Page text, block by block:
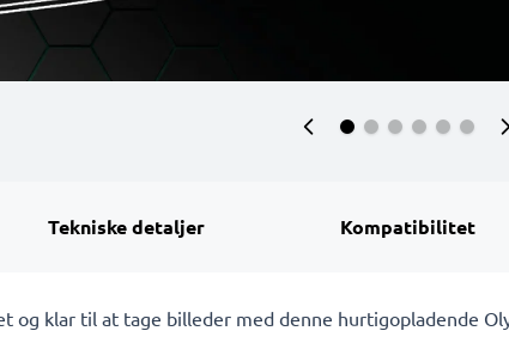
Tekniske detaljer Kompatibilitet
og klar til at tage billeder med denne hurtigopladende